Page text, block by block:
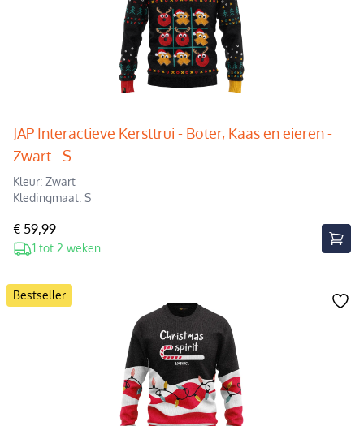
JAP Interactieve Kersttrui - Boter, Kaas en eieren -
Zwart - S
Kleur: Zwart
Kledingmaat: S
€ 59,99
1 tot 2 weken
Bestseller